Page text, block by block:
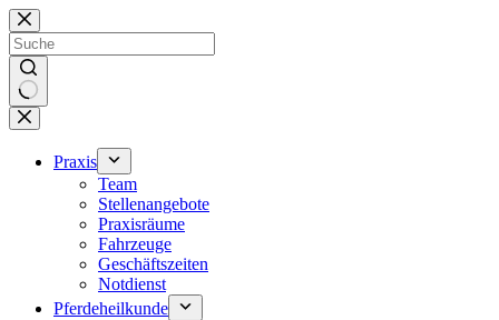
Zum
Inhalt
springen
Keine
Ergebnisse
Praxis
Team
Stellenangebote
Praxisräume
Fahrzeuge
Geschäftszeiten
Notdienst
Pferdeheilkunde